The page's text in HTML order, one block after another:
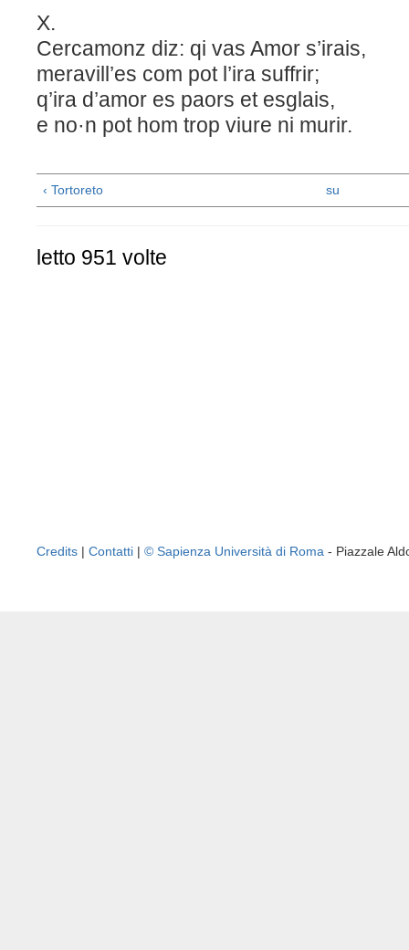
X.
Cercamonz diz: qi vas Amor s’irais,
meravill’es com pot l’ira suffrir;
q’ira d’amor es paors et esglais,
e no·n pot hom trop viure ni murir.
‹ Tortoreto su
letto 951 volte
Credits | Contatti | © Sapienza Università di Roma - Piazzale